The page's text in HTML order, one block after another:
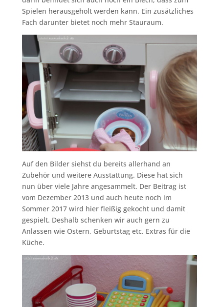
Spielen herausgeholt werden kann. Ein zusätzliches
Fach darunter bietet noch mehr Stauraum.
Auf den Bilder siehst du bereits allerhand an
Zubehör und weitere Ausstattung. Diese hat sich
nun über viele Jahre angesammelt. Der Beitrag ist
vom Dezember 2013 und auch heute noch im
Sommer 2017 wird hier fleißig gekocht und damit
gespielt. Deshalb schenken wir auch gern zu
Anlassen wie Ostern, Geburtstag etc. Extras für die
Küche.